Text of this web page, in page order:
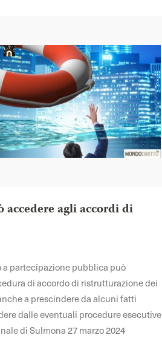
accedere agli accordi di
partecipazione pubblica può
di accordo di ristrutturazione dei
a prescindere da alcuni fatti
dalle eventuali procedure esecutive
di Sulmona 27 marzo 2024